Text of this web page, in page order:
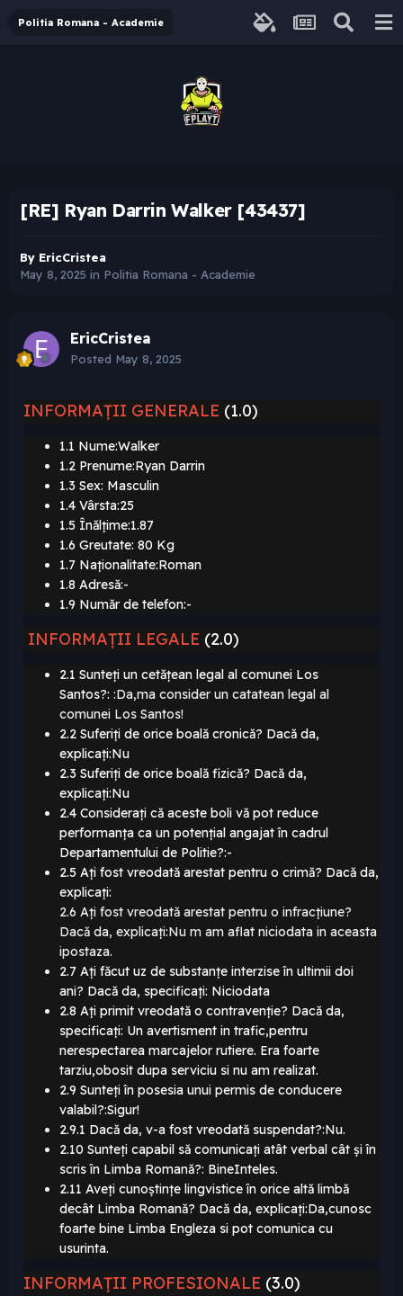
Politia Romana - Academie
[RE] Ryan Darrin Walker [43437]
By EricCristea
May 8, 2025 in Politia Romana - Academie
EricCristea
Posted May 8, 2025
INFORMAȚII GENERALE (1.0)
1.1 Nume:Walker
1.2 Prenume:Ryan Darrin
1.3 Sex: Masculin
1.4 Vârsta:25
1.5 Înălțime:1.87
1.6 Greutate: 80 Kg
1.7 Naționalitate:Roman
1.8 Adresă:-
1.9 Număr de telefon:-
INFORMAȚII LEGALE (2.0)
2.1 Sunteți un cetățean legal al comunei Los
Santos?: :Da,ma consider un catatean legal al
comunei Los Santos!
2.2 Suferiți de orice boală cronică? Dacă da,
explicați:Nu
2.3 Suferiți de orice boală fizică? Dacă da,
explicați:Nu
2.4 Considerați că aceste boli vă pot reduce
performanța ca un potențial angajat în cadrul
Departamentului de Politie?:-
2.5 Ați fost vreodată arestat pentru o crimă? Dacă da,
explicați:
2.6 Ați fost vreodată arestat pentru o infracțiune?
Dacă da, explicați:Nu m am aflat niciodata in aceasta
ipostaza.
2.7 Ați făcut uz de substanțe interzise în ultimii doi
ani? Dacă da, specificați: Niciodata
2.8 Ați primit vreodată o contravenție? Dacă da,
specificați: Un avertisment in trafic,pentru
nerespectarea marcajelor rutiere. Era foarte
tarziu,obosit dupa serviciu si nu am realizat.
2.9 Sunteți în posesia unui permis de conducere
valabil?:Sigur!
2.9.1 Dacă da, v-a fost vreodată suspendat?:Nu.
2.10 Sunteți capabil să comunicați atât verbal cât și în
scris în Limba Romană?: BineInteles.
2.11 Aveți cunoștințe lingvistice în orice altă limbă
decât Limba Romană? Dacă da, explicați:Da,cunosc
foarte bine Limba Engleza si pot comunica cu
usurinta.
INFORMAȚII PROFESIONALE (3.0)